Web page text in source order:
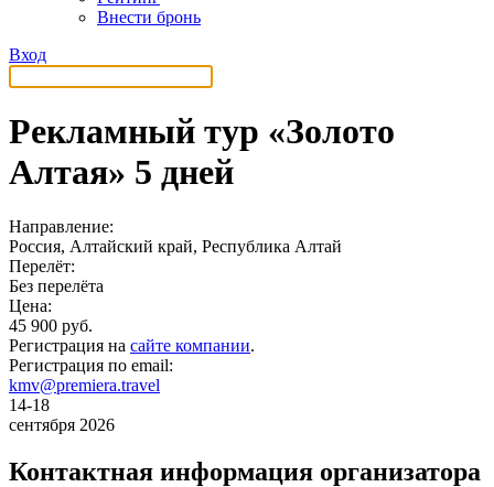
Внести бронь
Вход
Рекламный тур «Золото
Алтая» 5 дней
Направление:
Россия, Алтайский край, Республика Алтай
Перелёт:
Без перелёта
Цена:
45 900 руб.
Регистрация на сайте компании.
Регистрация по email:
kmv@premiera.travel
14-18
сентября 2026
Контактная информация организатора